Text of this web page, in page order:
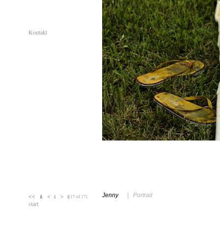
Kontakt
<< || < | > |[17 of 17]
start
Jenny | Portrait